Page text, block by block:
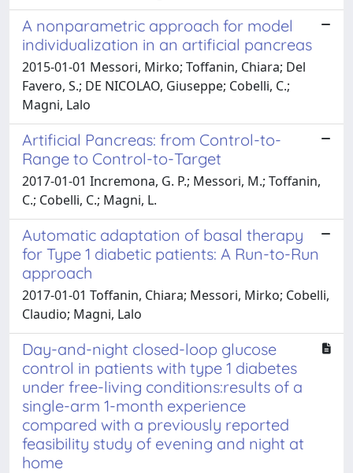
A nonparametric approach for model
individualization in an artificial pancreas
2015-01-01 Messori, Mirko; Toffanin, Chiara; Del
Favero, S.; DE NICOLAO, Giuseppe; Cobelli, C.;
Magni, Lalo
Artificial Pancreas: from Control-to-
Range to Control-to-Target
2017-01-01 Incremona, G. P.; Messori, M.; Toffanin,
C.; Cobelli, C.; Magni, L.
Automatic adaptation of basal therapy
for Type 1 diabetic patients: A Run-to-Run
approach
2017-01-01 Toffanin, Chiara; Messori, Mirko; Cobelli,
Claudio; Magni, Lalo
Day-and-night closed-loop glucose
control in patients with type 1 diabetes
under free-living conditions:results of a
single-arm 1-month experience
compared with a previously reported
feasibility study of evening and night at
home